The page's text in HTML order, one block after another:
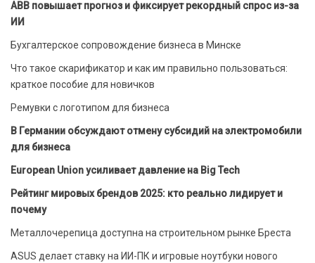
ABB повышает прогноз и фиксирует рекордный спрос из-за
ИИ
Бухгалтерское сопровождение бизнеса в Минске
Что такое скарификатор и как им правильно пользоваться:
краткое пособие для новичков
Ремувки с логотипом для бизнеса
В Германии обсуждают отмену субсидий на электромобили
для бизнеса
European Union усиливает давление на Big Tech
Рейтинг мировых брендов 2025: кто реально лидирует и
почему
Металлочерепица доступна на строительном рынке Бреста
ASUS делает ставку на ИИ-ПК и игровые ноутбуки нового